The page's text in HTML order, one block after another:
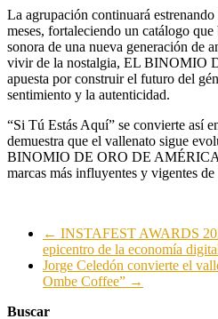
La agrupación continuará
meses, fortaleciendo un catálogo
sonora de una nueva generación de
vivir de la nostalgia, EL BINOMIO
apuesta por construir el futuro del
sentimiento y la autenticidad.
“Si Tú Estás Aquí” se convierte así
demuestra que el vallenato sigue
BINOMIO DE ORO DE AMÉRICA
marcas más influyentes y vigentes
← INSTAFEST AWARDS
epicentro de la economía
Jorge Celedón convierte el
Ombe Coffee” →
Buscar